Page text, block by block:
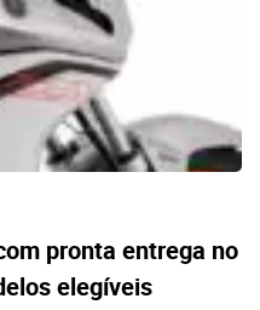
pronta entrega no
elegíveis